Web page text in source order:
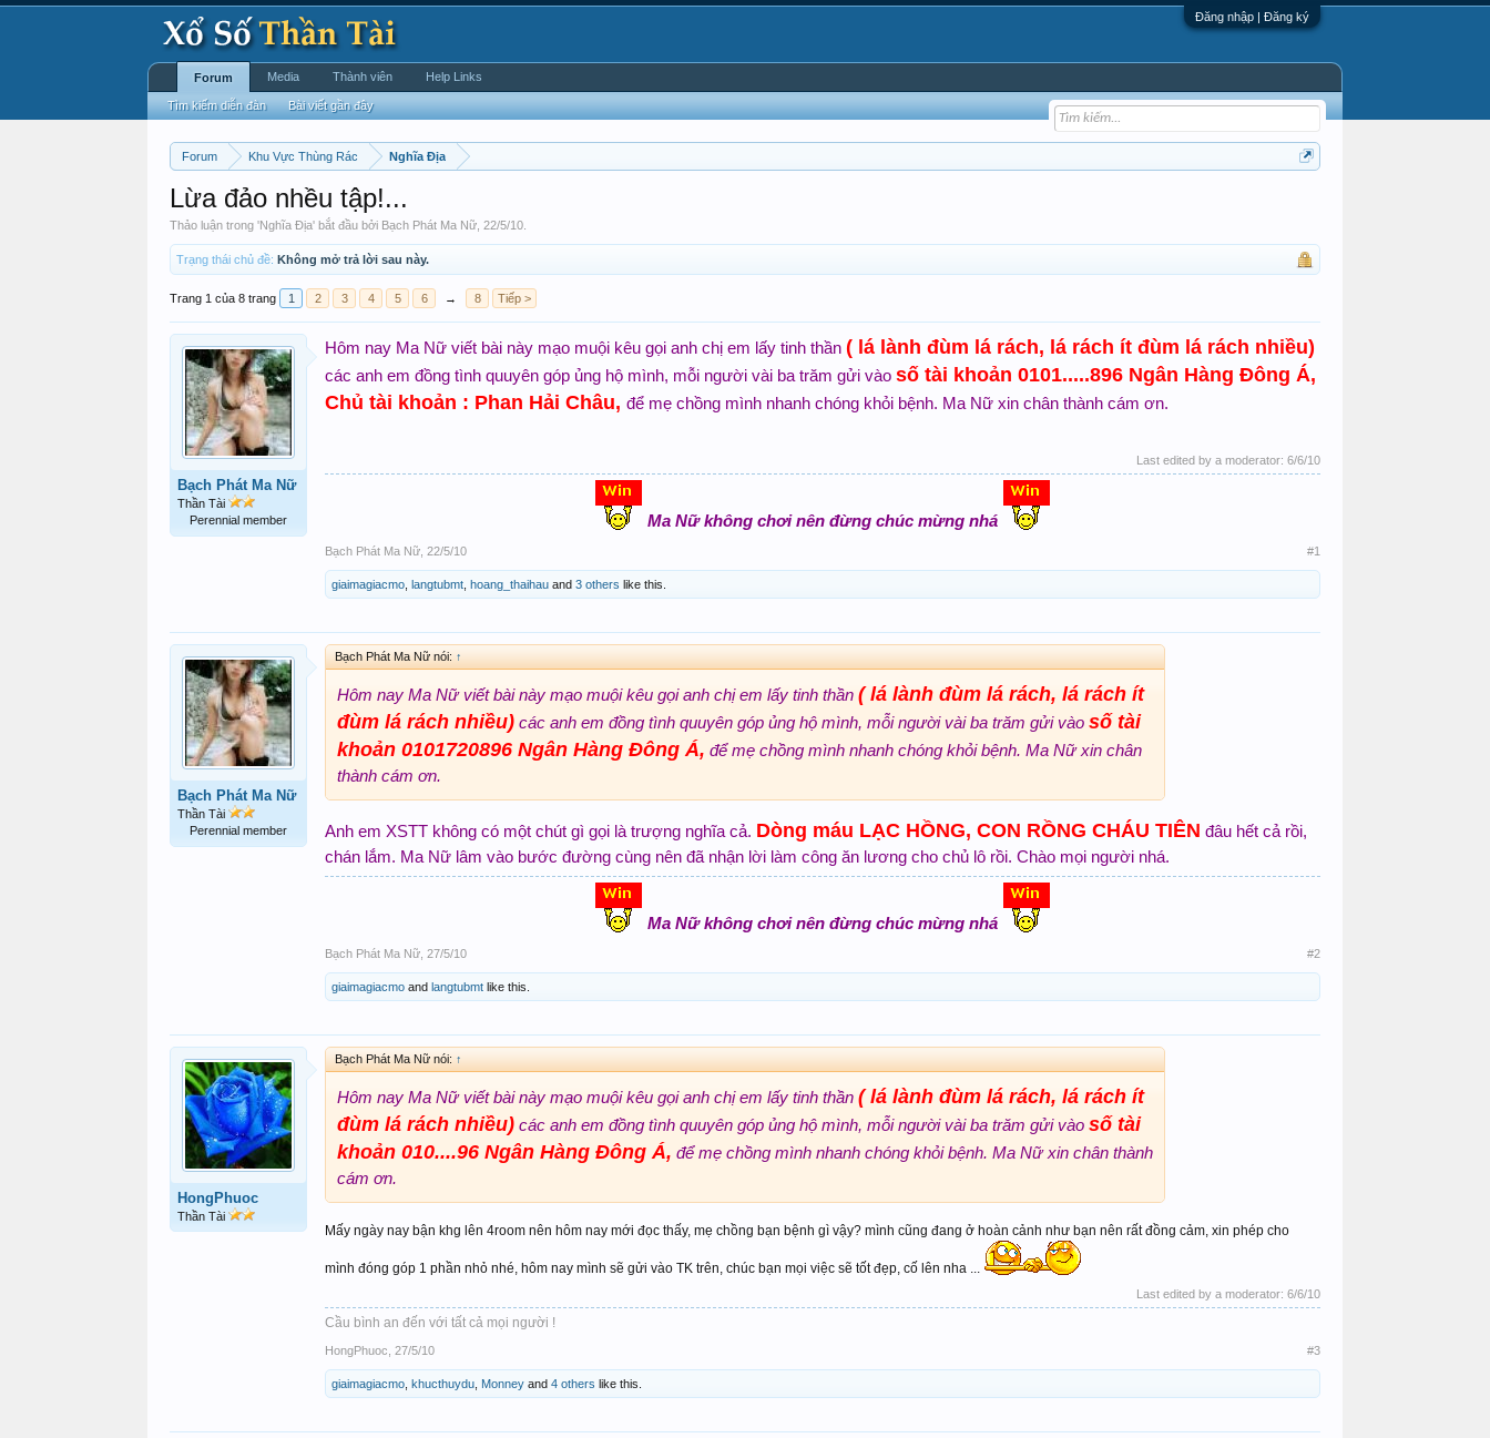
Đăng nhập | Đăng ký
Forum Khu Vực Thùng Rác Nghĩa Địa
Lừa đảo nhều tập!...
Thảo luận trong 'Nghĩa Địa' bắt đầu bởi Bạch Phát Ma Nữ 22/5/10
Trạng thái chủ đề: Không mở trả lời sau này.
Trang 1 của 8 trang 1 2 3 4 5 6 → 8 Tiếp >
Bạch Phát Ma Nữ
Thần Tài
Perennial member
Hôm nay Ma Nữ viết bài này mạo muội kêu gọi anh chị em lấy tinh thần ( lá lành đùm lá rách, lá rách ít đùm lá rách nhiều)
các anh em đồng tình quuyên góp ủng hộ mình, mỗi người vài ba trăm gửi vào số tài khoản 0101.....896 Ngân Hàng Đông Á,
Chủ tài khoản : Phan Hải Châu, để mẹ chồng mình nhanh chóng khỏi bệnh. Ma Nữ xin chân thành cám ơn.
Last edited by a moderator: 6/6/10
Ma Nữ không chơi nên đừng chúc mừng nhá
Bạch Phát Ma Nữ 22/5/10 #1
giaimagiacmo langtubmt hoang_thaihau and 3 others like this.
Bạch Phát Ma Nữ
Thần Tài
Perennial member
Bạch Phát Ma Nữ nói: ↑
Hôm nay Ma Nữ viết bài này mạo muội kêu gọi anh chị em lấy tinh thần ( lá lành đùm lá rách, lá rách ít
đùm lá rách nhiều) các anh em đồng tình quuyên góp ủng hộ mình, mỗi người vài ba trăm gửi vào số tài
khoản 0101720896 Ngân Hàng Đông Á, để mẹ chồng mình nhanh chóng khỏi bệnh. Ma Nữ xin chân
thành cám ơn.
Anh em XSTT không có một chút gì gọi là trượng nghĩa cả. Dòng máu LẠC HỒNG, CON RỒNG CHÁU TIÊN đâu hết cả rồi,
chán lắm. Ma Nữ lâm vào bước đường cùng nên đã nhận lời làm công ăn lương cho chủ lô rồi. Chào mọi người nhá.
Ma Nữ không chơi nên đừng chúc mừng nhá
Bạch Phát Ma Nữ 27/5/10 #2
giaimagiacmo and langtubmt like this.
HongPhuoc
Thần Tài
Bạch Phát Ma Nữ nói: ↑
Hôm nay Ma Nữ viết bài này mạo muội kêu gọi anh chị em lấy tinh thần ( lá lành đùm lá rách, lá rách ít
đùm lá rách nhiều) các anh em đồng tình quuyên góp ủng hộ mình, mỗi người vài ba trăm gửi vào số tài
khoản 010....96 Ngân Hàng Đông Á, để mẹ chồng mình nhanh chóng khỏi bệnh. Ma Nữ xin chân thành
cám ơn.
Mấy ngày nay bận khg lên 4room nên hôm nay mới đọc thấy, mẹ chồng bạn bệnh gì vậy? mình cũng đang ở hoàn cảnh như bạn nên rất đồng cảm, xin phép cho
mình đóng góp 1 phần nhỏ nhé, hôm nay mình sẽ gửi vào TK trên, chúc bạn mọi việc sẽ tốt đẹp, cố lên nha ...
Last edited by a moderator: 6/6/10
Cầu bình an đến với tất cả mọi người !
HongPhuoc 27/5/10 #3
giaimagiacmo khucthuydu Monney and 4 others like this.
Forum
Tìm kiếm diễn đàn Bài viết gần đây
Media Thành viên Help Links